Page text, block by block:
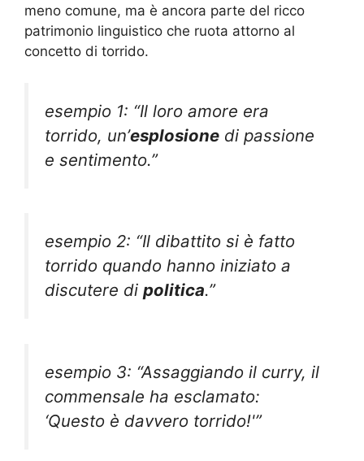
meno comune, ma è ancora parte del ricco
patrimonio linguistico che ruota attorno al
concetto di torrido.
esempio 1: “Il loro amore era
torrido, un’esplosione di passione
e sentimento.”
esempio 2: “Il dibattito si è fatto
torrido quando hanno iniziato a
discutere di politica.”
esempio 3: “Assaggiando il curry, il
commensale ha esclamato:
‘Questo è davvero torrido!'”